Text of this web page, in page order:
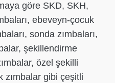
göre SKD, SKH,
ebeveyn-çocuk
sonda zımbaları,
şekillendirme
özel şekilli
zımbalar gibi çeşitli